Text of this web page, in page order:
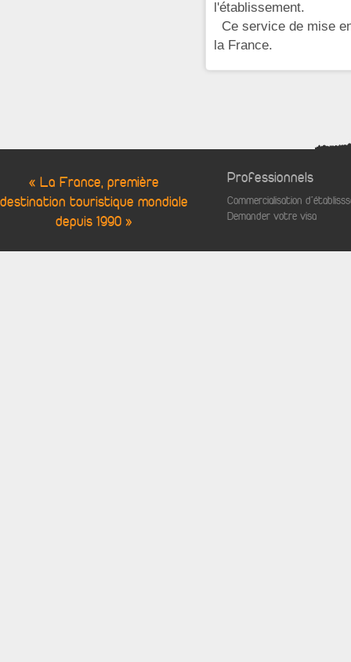
l'établissement.
Ce service de mise
la France.
« La France, première
destination touristique mondiale
depuis 1990 »
Professionnels
Commercialisation
Demander votre visa